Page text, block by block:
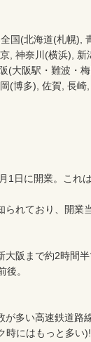
国(北海道(札幌),
, 神奈川(横浜),
(大阪駅・難波・
(博多), 佐賀, 長
日に開業。これ
れており、開業
阪まで約2時間半
。
多い高速鉄道路線
時にはもっと多い)!